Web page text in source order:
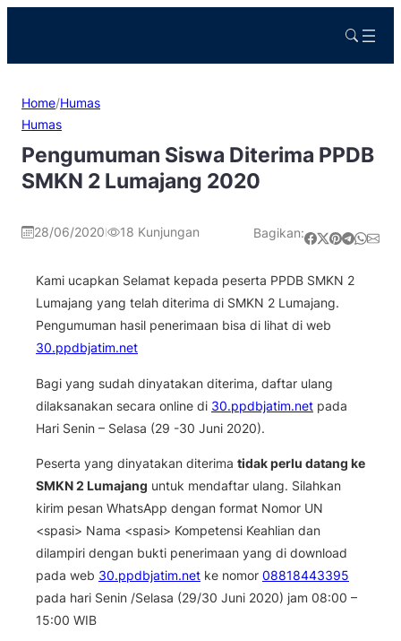
Home/Humas
Humas
Pengumuman Siswa Diterima PPDB
SMKN 2 Lumajang 2020
28/06/2020 18 Kunjungan Bagikan: Share on Facebook Share on X Share on Pinterest Share on TelegramShare on WhatsApp Share on Email
Kami ucapkan Selamat kepada peserta PPDB SMKN 2
Lumajang yang telah diterima di SMKN 2 Lumajang.
Pengumuman hasil penerimaan bisa di lihat di web
30.ppdbjatim.net
Bagi yang sudah dinyatakan diterima, daftar ulang
dilaksanakan secara online di 30.ppdbjatim.net pada
Hari Senin – Selasa (29 -30 Juni 2020).
Peserta yang dinyatakan diterima tidak perlu datang ke
SMKN 2 Lumajang untuk mendaftar ulang. Silahkan
kirim pesan WhatsApp dengan format Nomor UN
<spasi> Nama <spasi> Kompetensi Keahlian dan
dilampiri dengan bukti penerimaan yang di download
pada web 30.ppdbjatim.net ke nomor 08818443395
pada hari Senin /Selasa (29/30 Juni 2020) jam 08:00 –
15:00 WIB